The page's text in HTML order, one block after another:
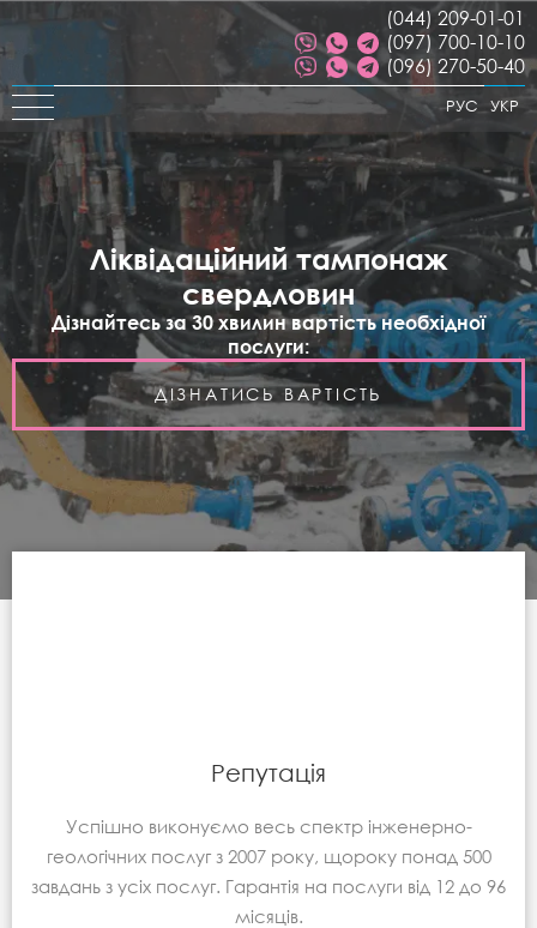
(044) 209-01-01
(097) 700-10-10
(096) 270-50-40
УКР
РУС
Ліквідаційний тампонаж
свердловин
Дізнайтесь за 30 хвилин вартість необхідної
послуги:
ДІЗНАТИСЬ ВАРТІСТЬ
Репутація
Успішно виконуємо весь спектр інженерно-
геологічних послуг з 2007 року, щороку понад 500
завдань з усіх послуг. Гарантія на послуги від 12 до 96
місяців.